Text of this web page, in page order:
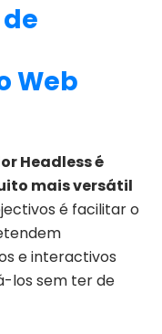
Web
Headless é
mais versátil
é facilitar o
e interactivos
los sem ter de